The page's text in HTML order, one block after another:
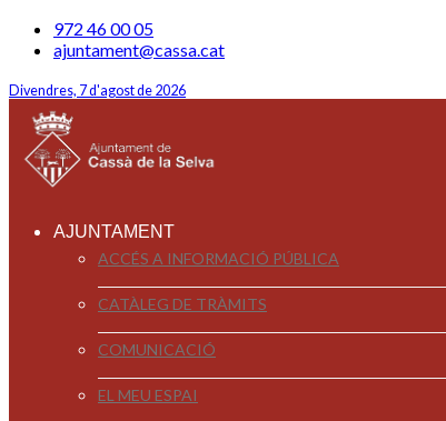
972 46 00 05
ajuntament@cassa.cat
Divendres, 7 d'agost de 2026
AJUNTAMENT
ACCÉS A INFORMACIÓ PÚBLICA
CATÀLEG DE TRÀMITS
COMUNICACIÓ
EL MEU ESPAI